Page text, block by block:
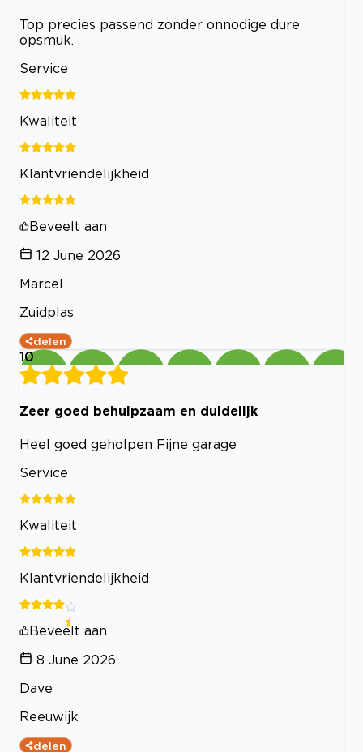
Top precies passend zonder onnodige dure
opsmuk.
Service
Kwaliteit
Klantvriendelijkheid
Beveelt aan
12 June 2026
Marcel
Zuidplas
delen
10
Zeer goed behulpzaam en duidelijk
Heel goed geholpen Fijne garage
Service
Kwaliteit
Klantvriendelijkheid
Beveelt aan
8 June 2026
Dave
Reeuwijk
delen